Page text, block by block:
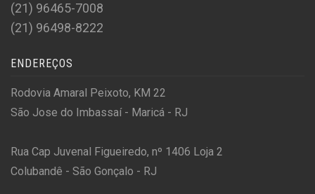
(21) 96465-7008
(21) 96498-8222
ENDEREÇOS
Rodovia Amaral Peixoto, KM 22
São Jose do Imbassaí - Maricá - RJ
Rua Cap Juvenal Figueiredo, nº 1406 Loja 2
Colubandê - São Gonçalo - RJ